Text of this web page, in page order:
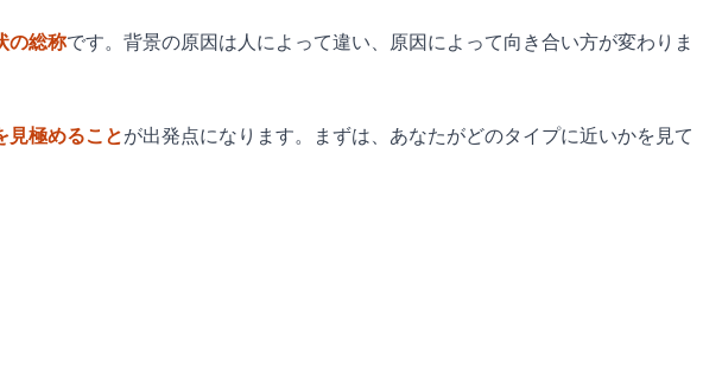
の総称です。背景の原因は人によって違い、原因によって向き合い方が変わりま
見極めることが出発点になります。まずは、あなたがどのタイプに近いかを見て